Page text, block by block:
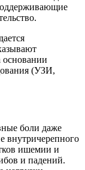
основании
(УЗИ,
боли даже
внутричерепного
ишемии и
и падений.